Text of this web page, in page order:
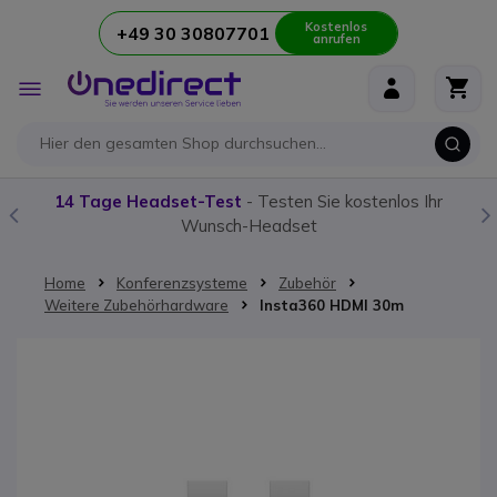
Zum Inhalt springen+49 30 30807701 Kostenlos
anrufen
Navigation
umschalten
14 Tage Headset-Test - Testen Sie kostenlos Ihr
Wunsch-Headset
Home Konferenzsysteme
Zubehör
Weitere Zubehörhardware
Insta360 HDMI 30m